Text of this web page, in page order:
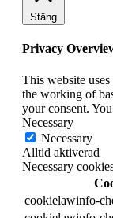
Stäng
Privacy
This website
the working of
your consent.
Necessary
Necessary
Alltid aktiverad
Necessary
cookielawinfo-